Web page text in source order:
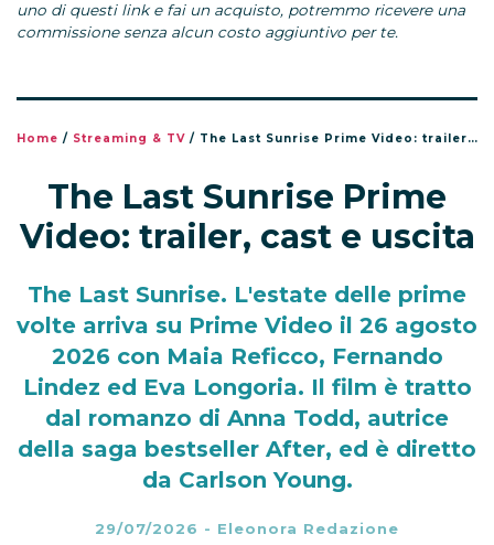
uno di questi link e fai un acquisto, potremmo ricevere una
commissione senza alcun costo aggiuntivo per te.
Home / Streaming & TV / The Last Sunrise Prime Video: trailer, cast e uscita
The Last Sunrise Prime
Video: trailer, cast e uscita
The Last Sunrise. L'estate delle prime
volte arriva su Prime Video il 26 agosto
2026 con Maia Reficco, Fernando
Lindez ed Eva Longoria. Il film è tratto
dal romanzo di Anna Todd, autrice
della saga bestseller After, ed è diretto
da Carlson Young.
29/07/2026 - Eleonora Redazione